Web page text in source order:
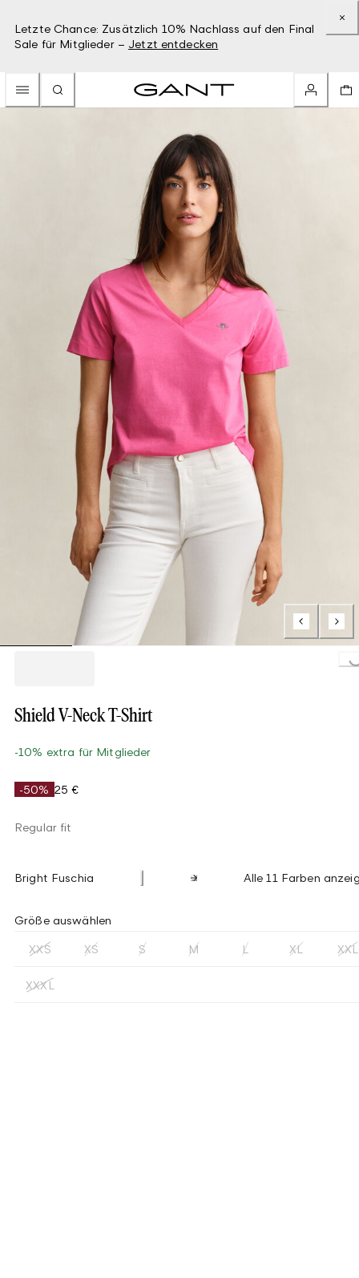
Letzte Chance: Zusätzlich 10% Nachlass auf den Final
Sale für Mitglieder – Jetzt entdecken
Loading...
Shield V-Neck T-Shirt
-10% extra für Mitglieder
-50% 25 €
Regular fit
Bright Fuschia Alle 11 Farben
Größe auswählen
XXS XS S M L XL XXL
XXXL